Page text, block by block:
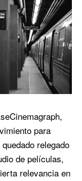
para
relegado
de películas,
relevancia en